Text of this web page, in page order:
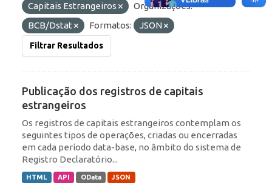
Capitais Estrangeiros
Organizações:
BCB/Dstat
Formatos: JSON
Filtrar Resultados
Publicação dos registros de capitais
estrangeiros
Os registros de capitais estrangeiros contemplam os
seguintes tipos de operações, criadas ou encerradas
em cada período data-base, no âmbito do sistema de
Registro Declaratório...
HTML API OData JSON